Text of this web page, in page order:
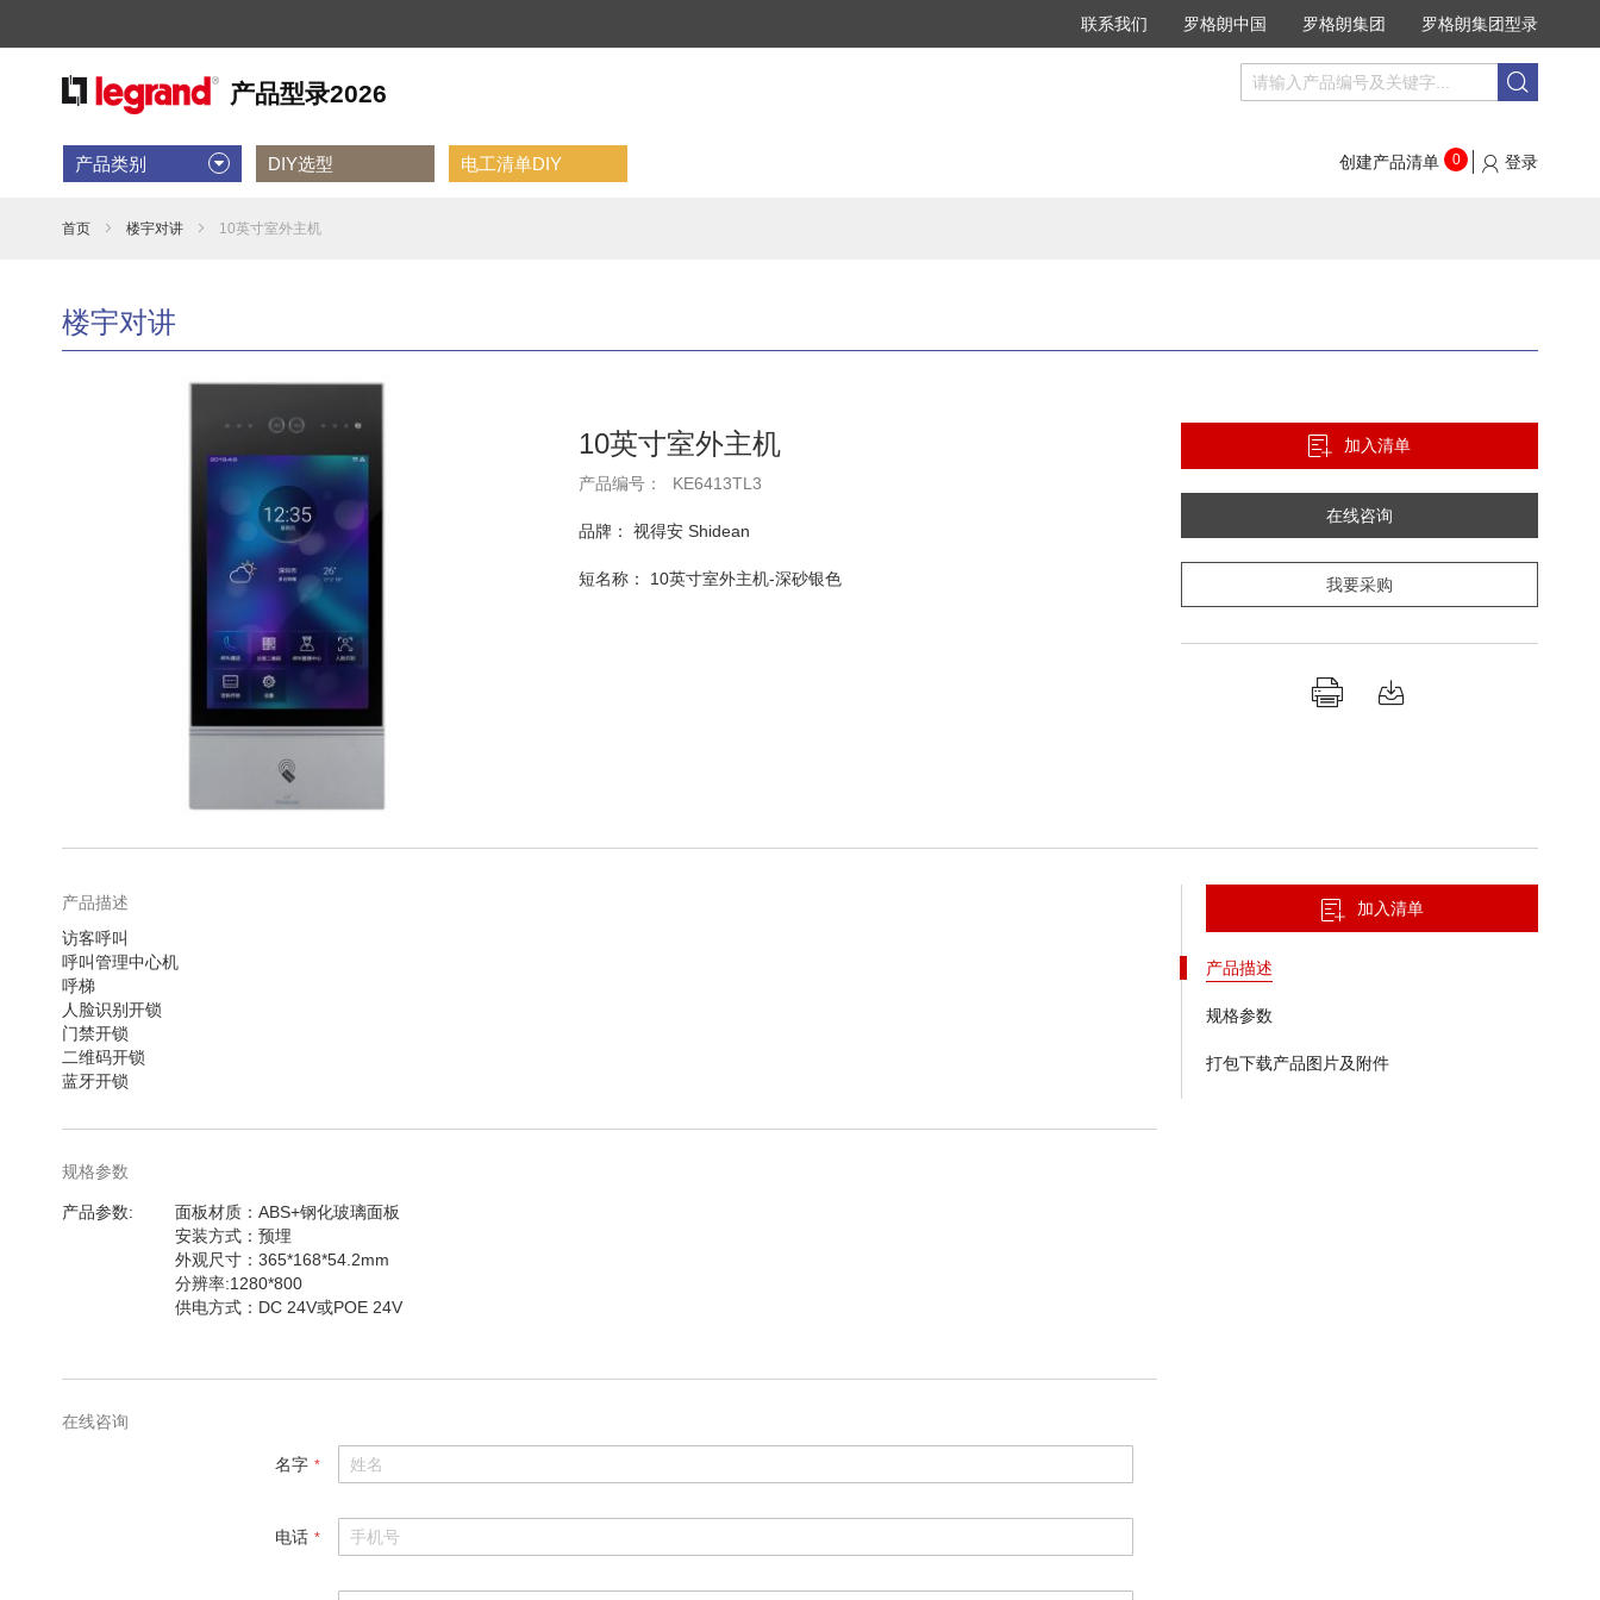
联系我们 罗格朗中国 罗格朗集团 罗格朗集团型录
搜
创建产品清单
0 登录
产品类别 DIY选型 电工清单DIY
首页 楼宇对讲 10英寸室外主机
楼宇对讲
10英寸室外主机
产品编号： KE6413TL3
品牌： 视得安 Shidean
短名称： 10英寸室外主机-深砂银色
加入清单
在线咨询
我要采购
转
图
库
的
开
头
加入清单
产品描述
规格参数
打包下载产品图片及附件
产品描述
访客呼叫
呼叫管理中心机
呼梯
人脸识别开锁
门禁开锁
二维码开锁
蓝牙开锁
规格参数
规
产品参数
面板材质：ABS+钢化玻璃面板
安装方式：预埋
外观尺寸：365*168*54.2mm
分辨率:1280*800
供电方式：DC 24V或POE 24V
在线咨询
名字
电话